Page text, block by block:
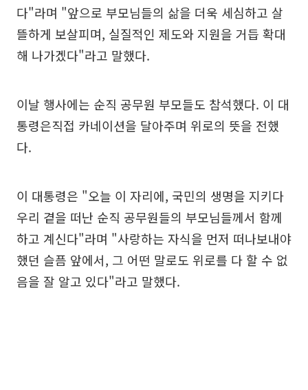
다"라며 "앞으로 부모님들의 삶을 더욱 세심하고 살
뜰하게 보살피며, 실질적인 제도와 지원을 거듭 확대
해 나가겠다"라고 말했다.
이날 행사에는 순직 공무원 부모들도 참석했다. 이 대
통령은직접 카네이션을 달아주며 위로의 뜻을 전했
다.
이 대통령은 "오늘 이 자리에, 국민의 생명을 지키다
우리 곁을 떠난 순직 공무원들의 부모님들께서 함께
하고 계신다"라며 "사랑하는 자식을 먼저 떠나보내야
했던 슬픔 앞에서, 그 어떤 말로도 위로를 다 할 수 없
음을 잘 알고 있다"라고 말했다.